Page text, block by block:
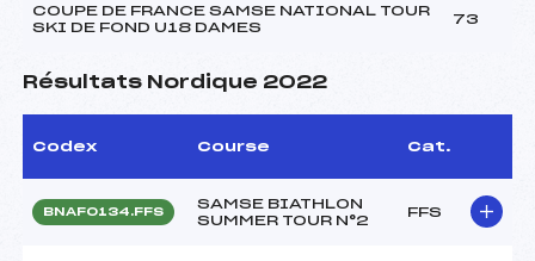
COUPE DE FRANCE SAMSE NATIONAL TOUR
SKI DE FOND U18 DAMES
73
Résultats Nordique 2022
Codex Course Cat.
BNAF0134.FFS
SAMSE BIATHLON
SUMMER TOUR N°2
FFS